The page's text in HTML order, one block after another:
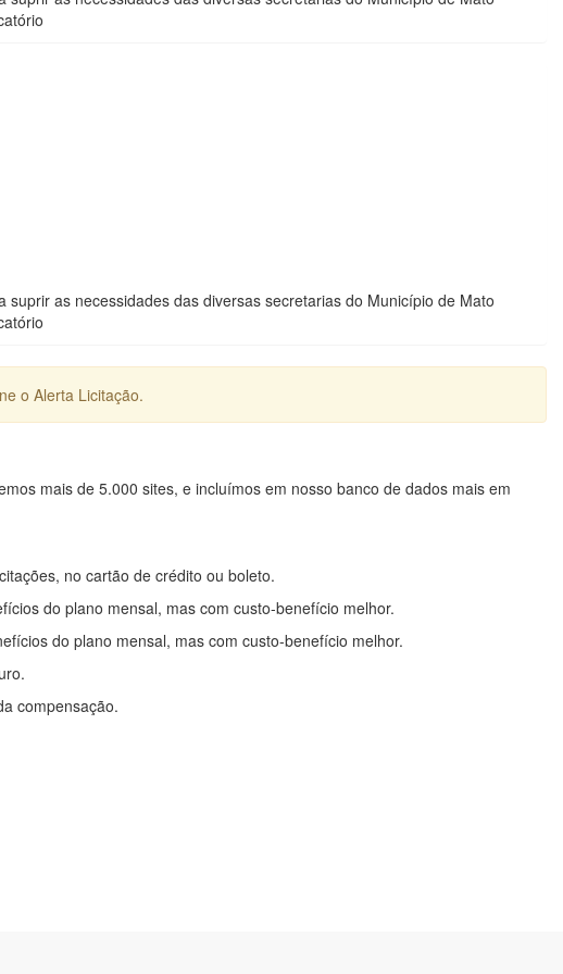
as necessidades das diversas secretarias do Município de Mato
o Alerta Licitação.
mais de 5.000 sites, e incluímos em nosso banco de dados mais em
no cartão de crédito ou boleto.
do plano mensal, mas com custo-benefício melhor.
do plano mensal, mas com custo-benefício melhor.
compensação.